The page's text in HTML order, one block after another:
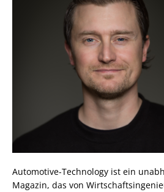
Automotive-Technology ist ein
Magazin, das von